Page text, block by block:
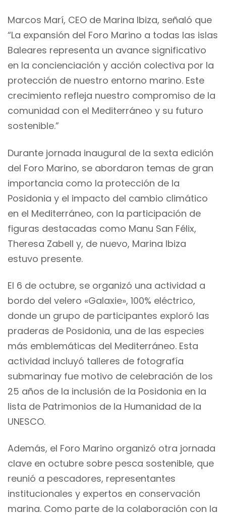
Marcos Marí, CEO de Marina Ibiza, señaló que
“La expansión del Foro Marino a todas las islas
Baleares representa un avance significativo
en la concienciación y acción colectiva por la
protección de nuestro entorno marino. Este
crecimiento refleja nuestro compromiso de la
comunidad con el Mediterráneo y su futuro
sostenible.”
Durante jornada inaugural de la sexta edición
del Foro Marino, se abordaron temas de gran
importancia como la protección de la
Posidonia y el impacto del cambio climático
en el Mediterráneo, con la participación de
figuras destacadas como Manu San Félix,
Theresa Zabell y, de nuevo, Marina Ibiza
estuvo presente.
El 6 de octubre, se organizó una actividad a
bordo del velero «Galaxie», 100% eléctrico,
donde un grupo de participantes exploró las
praderas de Posidonia, una de las especies
más emblemáticas del Mediterráneo. Esta
actividad incluyó talleres de fotografía
submarinay fue motivo de celebración de los
25 años de la inclusión de la Posidonia en la
lista de Patrimonios de la Humanidad de la
UNESCO.
Además, el Foro Marino organizó otra jornada
clave en octubre sobre pesca sostenible, que
reunió a pescadores, representantes
institucionales y expertos en conservación
marina. Como parte de la colaboración con la